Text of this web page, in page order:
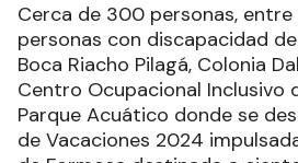
Cerca de 300 personas, entre
personas con discapacidad
Boca Riacho Pilagá, Colonia
Centro Ocupacional Inclusivo
Parque Acuático donde se
de Vacaciones 2024